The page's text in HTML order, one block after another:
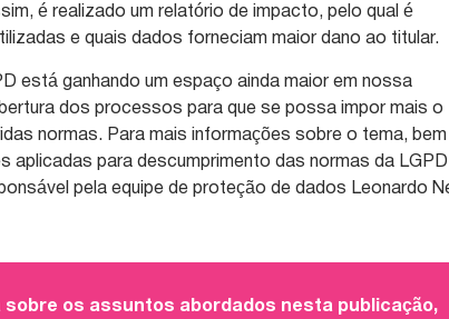
é realizado um relatório de impacto, pelo qual é
e quais dados forneciam maior dano ao titular.
está ganhando um espaço ainda maior em nossa
dos processos para que se possa impor mais o
normas. Para mais informações sobre o tema, bem
aplicadas para descumprimento das normas da
pela equipe de proteção de dados Leonardo
sobre os assuntos abordados nesta publicação,